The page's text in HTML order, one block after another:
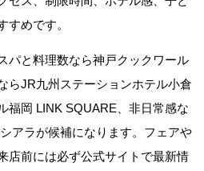
すめです。
パと料理数なら神戸クックワール
らJR九州ステーションホテル小倉
福岡 LINK SQUARE、非日常感な
アラが候補になります。フェアや
店前には必ず公式サイトで最新情